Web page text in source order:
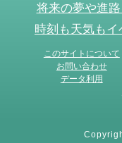
将来の夢や進
時刻も天気も
このサイトについて
お問い合わせ
データ利用